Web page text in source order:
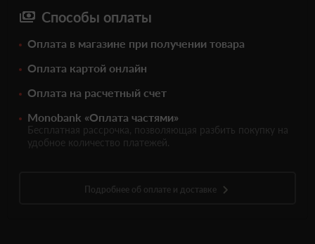
Способы оплаты
Оплата в магазине при получении товара
Оплата картой онлайн
Оплата на расчетный счет
Monobank «Оплата частями»
Бесплатная рассрочка, позволяющая разбить покупку на
удобное количество платежей.
Подробнее об оплате и доставке